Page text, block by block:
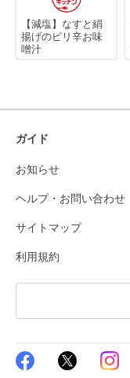
【減塩】なすと絹
揚げのピリ辛お味
噌汁
ガイド
お知らせ
ヘルプ・お問い合わせ
サイトマップ
利用規約